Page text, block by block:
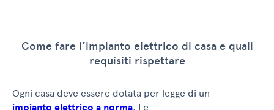
Come fare l’impianto elettrico di casa e quali
requisiti rispettare
Ogni casa deve essere dotata per legge di un
impianto elettrico a norma. Le